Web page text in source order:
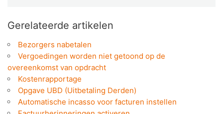
Gerelateerde artikelen
Bezorgers nabetalen
Vergoedingen worden niet getoond op de
overeenkomst van opdracht
Kostenrapportage
Opgave UBD (Uitbetaling Derden)
Automatische incasso voor facturen instellen